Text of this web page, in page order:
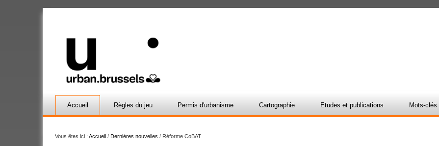
Accueil Règles du jeu Permis d'urbanisme Cartographie Etudes et publications Mots-clés
Vous êtes ici : Accueil / Dernières nouvelles / Réforme CoBAT